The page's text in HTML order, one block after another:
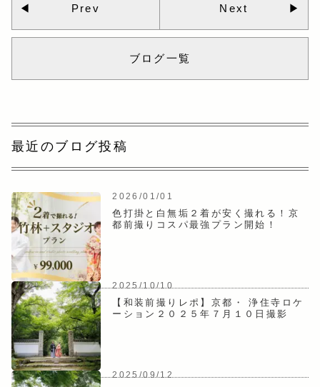
Prev Next
ブログ一覧
最近のブログ投稿
2026/01/01
色打掛と白無垢２着が安く撮れる！京
都前撮りコスパ最強プラン開始！
2025/10/10
【和装前撮りレポ】京都・ 浄住寺ロケ
ーション２０２５年７月１０日撮影
2025/09/12